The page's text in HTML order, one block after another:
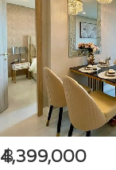
฿ 4,399,000